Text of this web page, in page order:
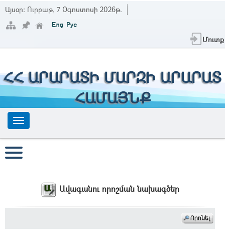
Այսօր: Ուրբաթ, 7 Օգոստոսի 2026թ.
Մուտք
ՀՀ ԱՐԱՐԱՏԻ ՄԱՐԶԻ ԱՐԱՐԱՏ
ՀԱՄԱՅՆՔ
Ավագանու որոշման նախագծեր